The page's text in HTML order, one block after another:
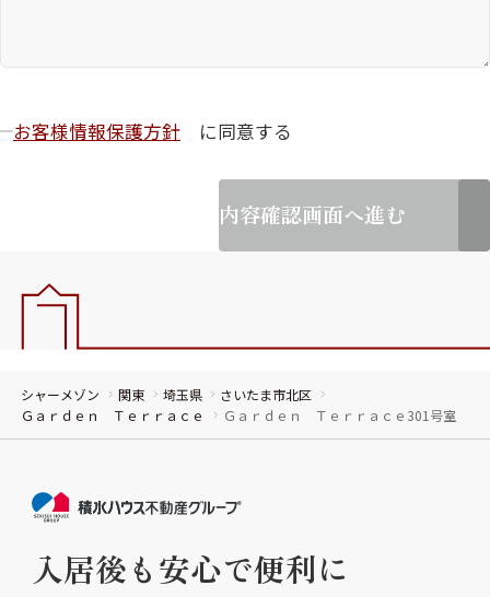
お客様情報保護方針 に同意する
内容確認画面へ進む
シャーメゾン 関東 埼玉県
さいたま市北区
Ｇａｒｄｅｎ Ｔｅｒｒａｃｅ
Ｇａｒｄｅｎ Ｔｅｒｒａｃｅ301号室
入居後も安心で便利に